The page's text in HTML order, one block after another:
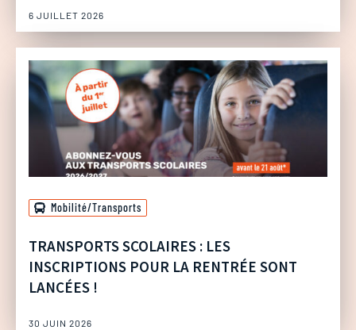
6 JUILLET 2026
Mobilité/Transports
TRANSPORTS SCOLAIRES : LES
INSCRIPTIONS POUR LA RENTRÉE SONT
LANCÉES !
30 JUIN 2026